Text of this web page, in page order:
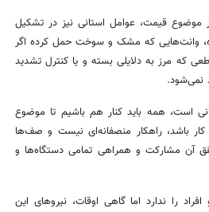
قیمت، عوامل استانی نیز در تشکیل
وانت‌هایی که مشک و سوخت حمل کرده اگر
که مرز به دلایلی بسته و یا کنترل تشدید
نمی‌شود.
است، همه باید کنار هم باشیم تا موضوع
باشد، راهکار منصفانه‌ای نیست و صف‌ها
آن مشارکت و همراهی تمامی دستگاه‌ها و
را ندارد اما گاهی اوقات، نیروهای این